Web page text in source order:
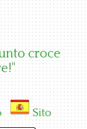
croce
Sito